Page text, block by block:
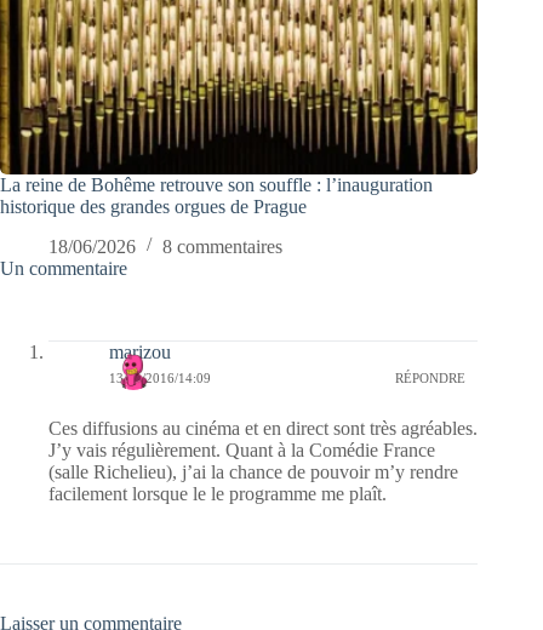
La reine de Bohême retrouve son souffle : l’inauguration
historique des grandes orgues de Prague
18/06/2026
8 commentaires
Un commentaire
marizou
13/11/2016/14:09 RÉPONDRE
Ces diffusions au cinéma et en direct sont très agréables.
J’y vais régulièrement. Quant à la Comédie France
(salle Richelieu), j’ai la chance de pouvoir m’y rendre
facilement lorsque le le programme me plaît.
Laisser un commentaire